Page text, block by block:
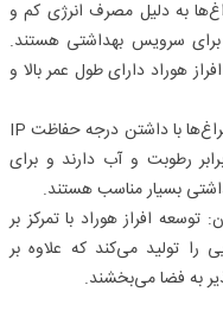
به دلیل مصرف انرژی کم و
برای سرویس بهداشتی هستند.
هوراد دارای طول عمر بالا و
با داشتن درجه حفاظت IP
رطوبت و آب دارند و برای
بسیار مناسب هستند.
توسعه افراز هوراد با تمرکز بر
را تولید می‌کند که علاوه بر
به فضا می‌بخشند.